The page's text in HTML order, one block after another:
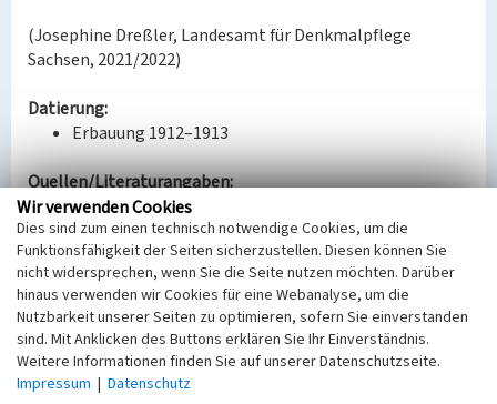
(Josephine Dreßler, Landesamt für Denkmalpflege
Sachsen, 2021/2022)
Datierung:
Erbauung 1912–1913
Quellen/Literaturangaben:
Christliches Umweltseminar Rötha e.V./Kulturbüro
im Werk Espenhain (Hg.): Glück auf, Witznitz!
Südraum Journal 10. Leipzig 1999, S. 26–31, 82.
Thomas, Herbert: Chronik der Brikettfabrik
Witznitz. Unveröffentlicht 1986, S. 7, 17, (1955) S. 2f.
Bauaktenarchiv Borna, Witznitzer Werkstraße.
BKM-Nummer:30200026
Wir verwenden Cookies
Dies sind zum einen technisch notwendige Cookies, um die
Funktionsfähigkeit der Seiten sicherzustellen. Diesen können Sie
nicht widersprechen, wenn Sie die Seite nutzen möchten. Darüber
hinaus verwenden wir Cookies für eine Webanalyse, um die
Nutzbarkeit unserer Seiten zu optimieren, sofern Sie einverstanden
sind. Mit Anklicken des Buttons erklären Sie Ihr Einverständnis.
Weitere Informationen finden Sie auf unserer Datenschutzseite.
Impressum | Datenschutz